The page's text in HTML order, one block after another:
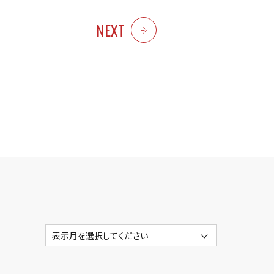
NEXT
表示月を選択してください